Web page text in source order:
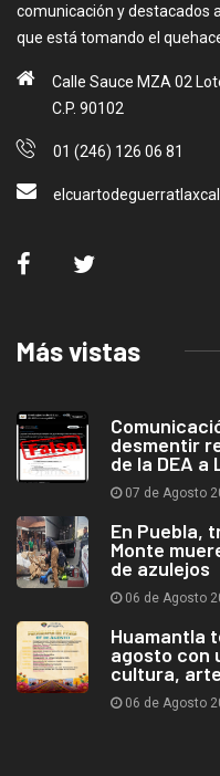
comunicación y destacados
que está tomando el
Calle Sauce MZA 02
C.P. 90102
01 (246) 126 06 81
Más vistas
desmentir
de la DEA a
07 de Agosto
En Puebla,
Monte
de azulejos
06 de Agosto
Huamantla
agosto con
cultura,
06 de Agosto